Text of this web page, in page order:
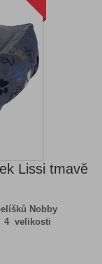
Lissi tmavě
Nobby
4 velikosti